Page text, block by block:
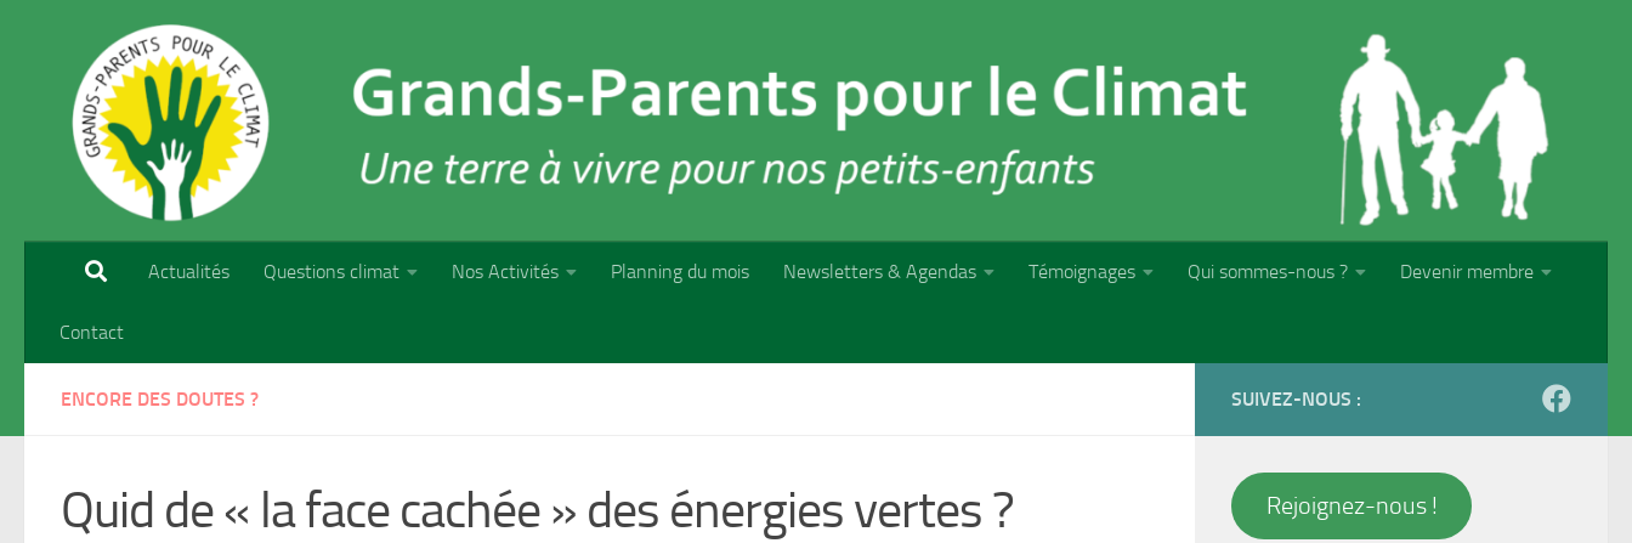
Skip to content
Actualités Questions climat Nos Activités Planning du mois Newsletters & Agendas Témoignages Qui sommes-nous ? Devenir membre
Contact
ENCORE DES DOUTES ?
Quid de « la face cachée » des énergies vertes ?
SUIVEZ-NOUS :
Rejoignez-nous !